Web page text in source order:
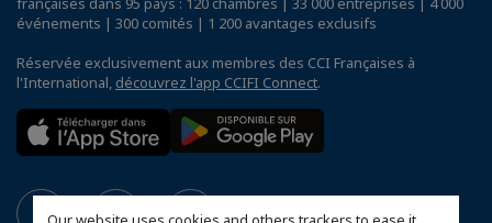
événements | 300 comités | 1 200 avantages exclusifs
Réservée exclusivement aux membres des CCI Françaises à
l'International, découvrez l'app CCIFI Connect.